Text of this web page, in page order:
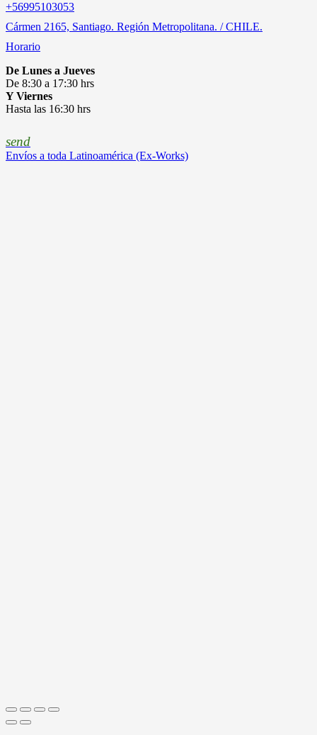
‎+56995103053
Cármen 2165, Santiago. Región Metropolitana. / CHILE.
Horario
De Lunes a Jueves
De 8:30 a 17:30 hrs
Y Viernes
Hasta las 16:30 hrs
send
Envíos a toda Latinoamérica (Ex-Works)